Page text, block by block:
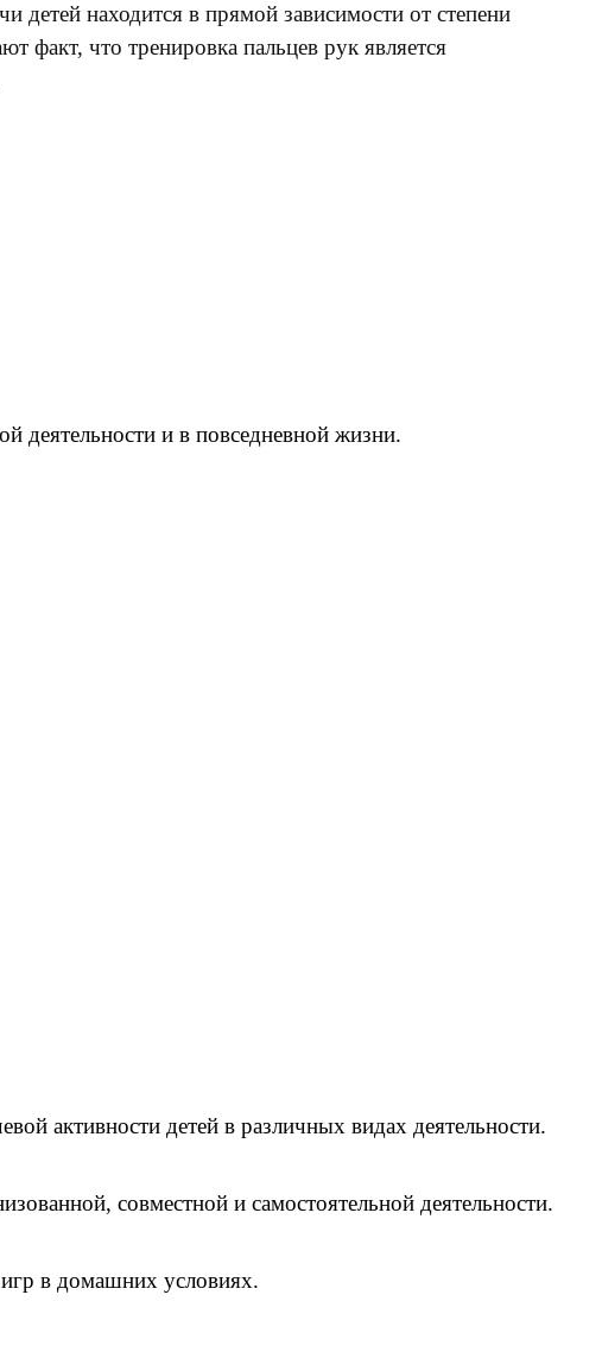
находится в прямой зависимости от степени
факт, что тренировка пальцев рук является
деятельности и в повседневной жизни.
активности детей в различных видах деятельности.
совместной и самостоятельной деятельности.
игр в домашних условиях.